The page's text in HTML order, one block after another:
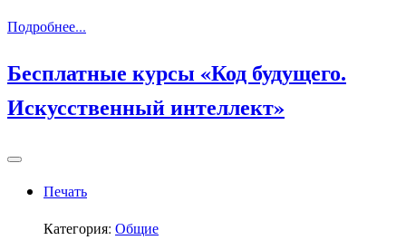
Подробнее...
Бесплатные курсы «Код будущего.
Искусственный интеллект»
Печать
Категория: Общие